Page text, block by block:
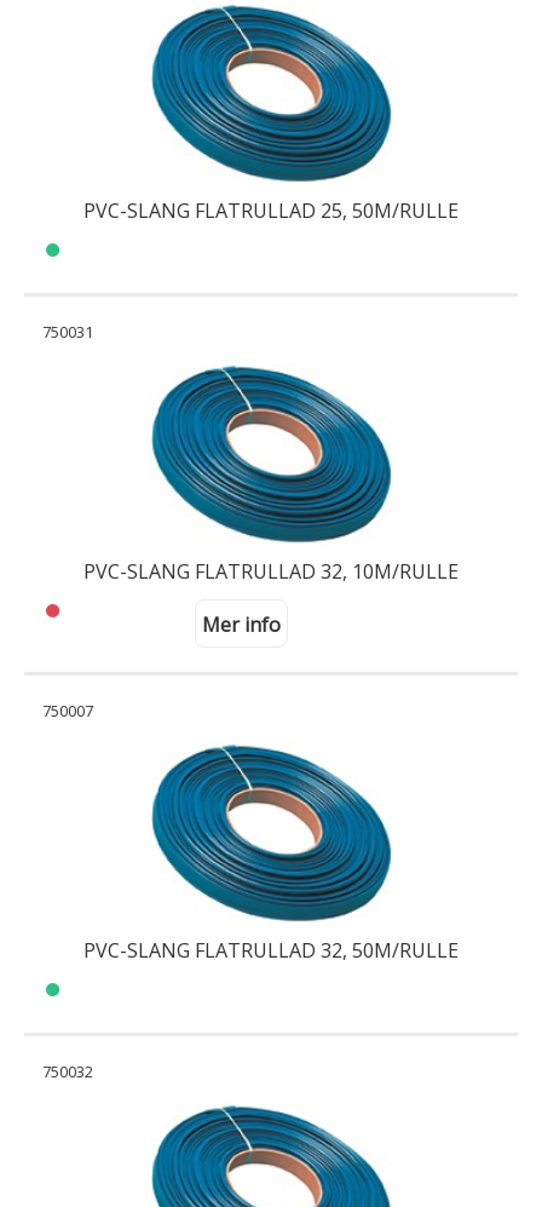
PVC-SLANG FLATRULLAD 25, 50M/RULLE
750031
PVC-SLANG FLATRULLAD 32, 10M/RULLE
Mer info
750007
PVC-SLANG FLATRULLAD 32, 50M/RULLE
750032